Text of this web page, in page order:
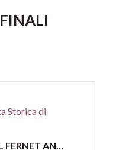
ANSELMO TORINO IL FERNET ANSELMO RICETTA STORICA